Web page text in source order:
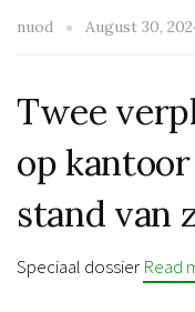
nuod August 30,
Twee
op
stand van
Speciaal dossier Read